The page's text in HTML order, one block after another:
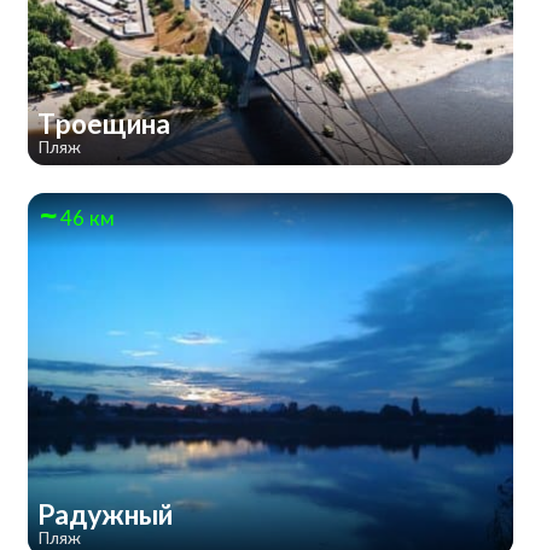
Троещина
Пляж
46 км
Радужный
Пляж